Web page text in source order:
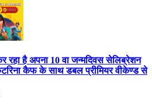
रहा है अपना 10 वा जन्मदिवस सेलिब्रेशन
कैफ के साथ डबल प्रीमियर वीकेण्ड से